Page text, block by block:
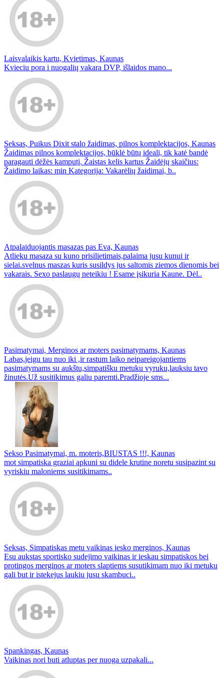
Laisvalaikis kartu, Kvietimas, Kaunas
Kvieciu pora i nuogalių vakara DVP, išlaidos mano...
Seksas, Puikus Dixit stalo žaidimas, pilnos komplektacijos, Kaunas
Žaidimas pilnos komplektacijos, būklė būtų ideali, tik katė bandė
paragauti dėžės kamputį. Žaistas kelis kartus Žaidėjų skaičius:
Žaidimo laikas: min Kategorija: Vakarėlių žaidimai, b..
Atpalaiduojantis masazas pas Eva, Kaunas
Atlieku masaza su kuno prisilietimais,palaima jusu kunui ir
sielai.svelnus maszas kuris susildys jus saltomis ziemos dienomis bei
vakarais. Sexo paslaugų neteikiu ! Esame įsikuria Kaune. Dėl..
Pasimatymai, Merginos ar moters pasimatymams, Kaunas
Labas,jeigu tau nuo iki ,ir rastum laiko neipareigojantiems
pasimatymams su aukštu,simpatišku metuku vyruku,lauksiu tavo
žinutės.Už susitikimus galiu paremti.Pradžioje sms...
Sekso Pasimatymai, m. moteris,BIUSTAS !!!, Kaunas
mot simpatiska graziai apkuni su didele krutine noretu susipazint su
vyriskiu maloniems susitikimams..
Seksas, Simpatiskas metu vaikinas iesko merginos, Kaunas
Esu aukstas sportisko sudejimo vaikinas ir ieskau simpatiskos bei
protingos merginos ar moters slaptiems susutikimam nuo iki metuku
gali but ir istekejus laukiu jusu skambuci..
Spankingas, Kaunas
Vaikinas nori buti atluptas per nuoga uzpakali...